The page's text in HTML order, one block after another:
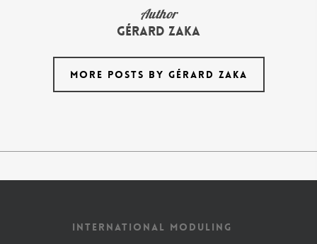
Author
Gérard Zaka
MORE POSTS BY GÉRARD ZAKA
INTERNATIONAL MODULING